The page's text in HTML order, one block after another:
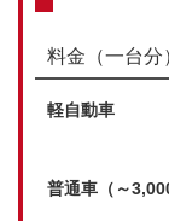
料金（一台分
軽自動車
普通車（～